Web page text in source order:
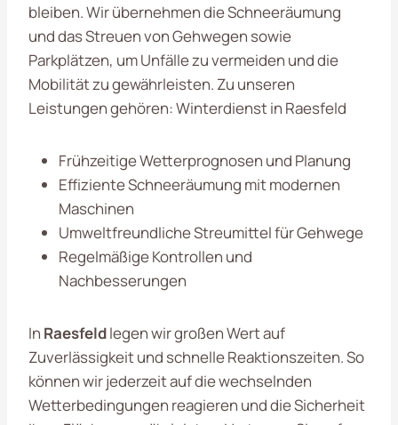
bleiben. Wir übernehmen die Schneeräumung
und das Streuen von Gehwegen sowie
Parkplätzen, um Unfälle zu vermeiden und die
Mobilität zu gewährleisten. Zu unseren
Leistungen gehören: Winterdienst in Raesfeld
Frühzeitige Wetterprognosen und Planung
Effiziente Schneeräumung mit modernen
Maschinen
Umweltfreundliche Streumittel für Gehwege
Regelmäßige Kontrollen und
Nachbesserungen
In Raesfeldlegen wir großen Wert auf
Zuverlässigkeit und schnelle Reaktionszeiten. So
können wir jederzeit auf die wechselnden
Wetterbedingungen reagieren und die Sicherheit